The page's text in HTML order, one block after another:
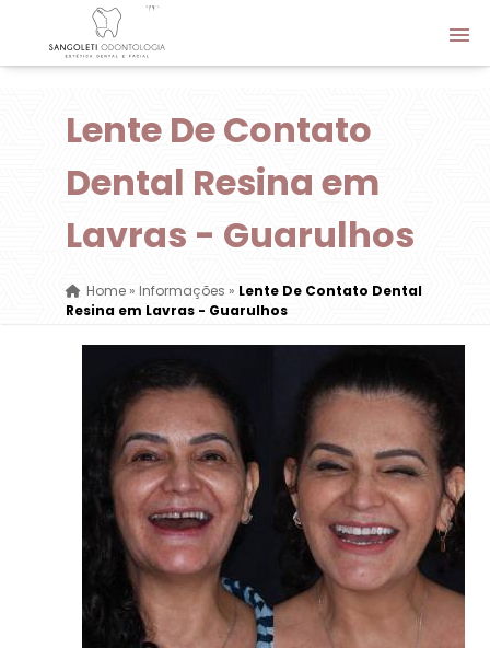
Lente De Contato
Dental Resina em
Lavras - Guarulhos
Home» Informações » Lente De Contato Dental
Resina em Lavras - Guarulhos